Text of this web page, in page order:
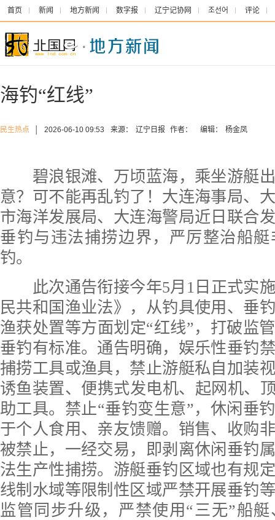
首页 新闻 地方新闻 数字报 辽宁记协网 조선어 评论
海钓“红线”
民生热点 2026-06-10 09:53 来源： 辽宁日报 作者： 编辑： 杨金凤
碧浪银滩、万顷蓝海，乘坐游艇出
意？可不能再乱钓了！大连海事局、
市海洋发展局、大连海警局近日联合
垂钓与违法捕捞边界，严厉整治船
钓。
此次通告衔接今年5月1日正式实施
民共和国渔业法》，从钓具使用、垂
渔获处置等方面划定“红线”，打破监
垂钓有标准。通告明确，娱乐性垂钓
捕捞工具或渔具，禁止游艇私自加装
诱鱼装置、便携式发电机、起网机、
助工具。禁止“垂钓变生意”，休闲垂
于个人食用、亲友馈赠。销售、收购
被禁止，一经交易，即剥离休闲垂钓
法生产性捕捞。游艇垂钓区域也有规
线制水域等限制性区域严禁开展垂钓
监管同步升级，严禁使用“三无”船